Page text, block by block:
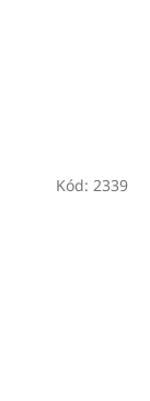
Kód: 2339